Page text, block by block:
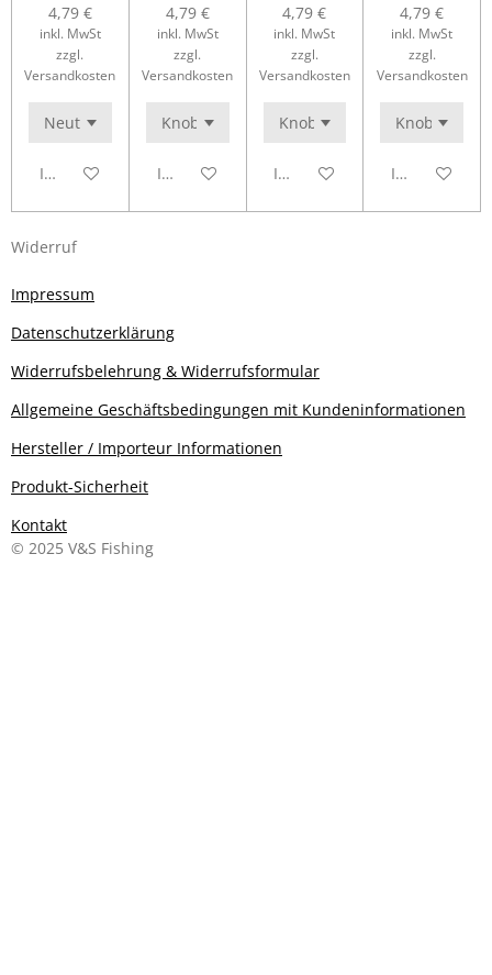
4,79 €
inkl. MwSt
zzgl.
Versandkosten
In den Warenkorb
4,79 €
inkl. MwSt
zzgl.
Versandkosten
In den Warenkorb
4,79 €
inkl. MwSt
zzgl.
Versandkosten
In den Warenkorb
4,79 €
inkl. MwSt
zzgl.
Versandkosten
In den
Widerruf
Impressum
Datenschutzerklärung
Widerrufsbelehrung & Widerrufsformular
Allgemeine Geschäftsbedingungen mit Kundeninformationen
Hersteller / Importeur Informationen
Produkt-Sicherheit
Kontakt
© 2025 V&S Fishing